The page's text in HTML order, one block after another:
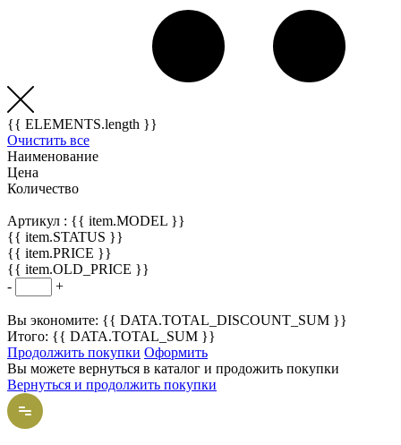
{{ ELEMENTS.length }}
Очистить все
Наименование
Цена
Количество
Артикул : {{ item.MODEL }}
{{ item.STATUS }}
{{ item.PRICE }}
{{ item.OLD_PRICE }}
-
+
Вы экономите: {{ DATA.TOTAL_DISCOUNT_SUM }}
Итого: {{ DATA.TOTAL_SUM }}
Продолжить покупки Оформить
Вы можете вернуться в каталог и продожить покупки
Вернуться и продолжить покупки